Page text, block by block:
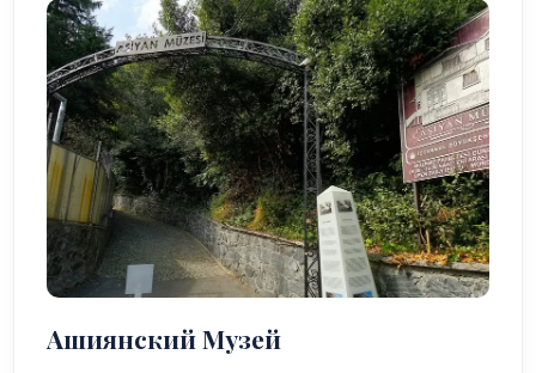
Ашиянский Музей